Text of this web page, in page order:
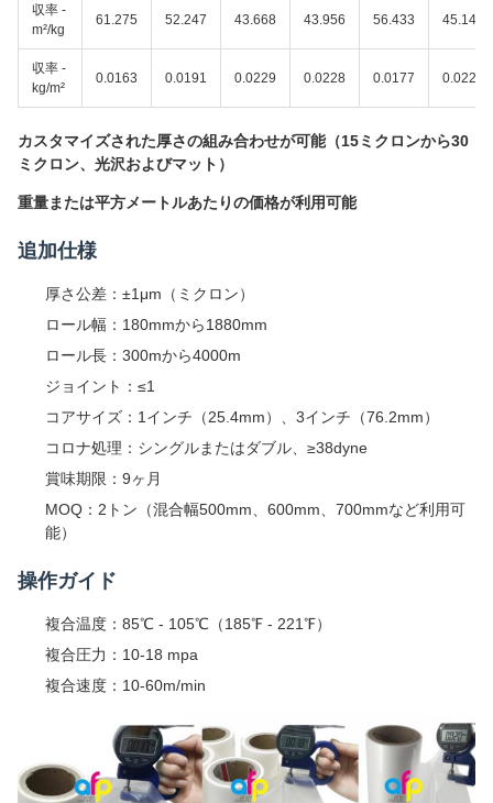
収率 -
m²/kg
61.275 52.247 43.668 43.956 56.433 45.147
収率 -
kg/m²
0.0163 0.0191 0.0229 0.0228 0.0177 0.0222
カスタマイズされた厚さの組み合わせが可能（15ミクロンから30
ミクロン、光沢およびマット）
重量または平方メートルあたりの価格が利用可能
追加仕様
厚さ公差：±1μm（ミクロン）
ロール幅：180mmから1880mm
ロール長：300mから4000m
ジョイント：≤1
コアサイズ：1インチ（25.4mm）、3インチ（76.2mm）
コロナ処理：シングルまたはダブル、≥38dyne
賞味期限：9ヶ月
MOQ：2トン（混合幅500mm、600mm、700mmなど利用可
能）
操作ガイド
複合温度：85℃ - 105℃（185℉ - 221℉）
複合圧力：10-18 mpa
複合速度：10-60m/min